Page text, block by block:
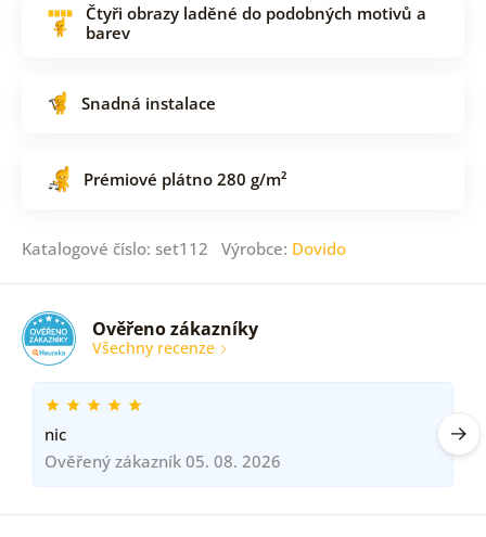
Čtyři obrazy laděné do podobných motivů a
barev
Snadná instalace
Prémiové plátno 280 g/m²
Katalogové číslo: set112 Výrobce: Dovido
Ověřeno zákazníky
Všechny recenze
nic
Ověřený zákazník 05. 08. 2026